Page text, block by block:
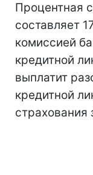
Процентная
составляет
комиссией
кредитной
выплатит
кредитной
страхования